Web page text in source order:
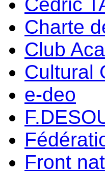
Charte
Club
Cultural
e-deo
Front